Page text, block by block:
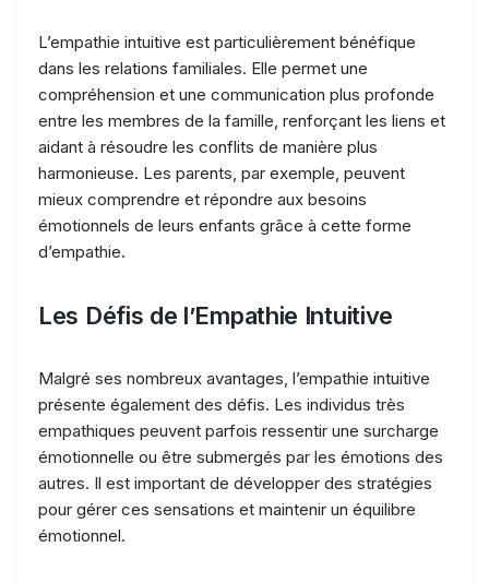
L’empathie intuitive est particulièrement bénéfique
dans les relations familiales. Elle permet une
compréhension et une communication plus profonde
entre les membres de la famille, renforçant les liens et
aidant à résoudre les conflits de manière plus
harmonieuse. Les parents, par exemple, peuvent
mieux comprendre et répondre aux besoins
émotionnels de leurs enfants grâce à cette forme
d’empathie.
Les Défis de l’Empathie Intuitive
Malgré ses nombreux avantages, l’empathie intuitive
présente également des défis. Les individus très
empathiques peuvent parfois ressentir une surcharge
émotionnelle ou être submergés par les émotions des
autres. Il est important de développer des stratégies
pour gérer ces sensations et maintenir un équilibre
émotionnel.